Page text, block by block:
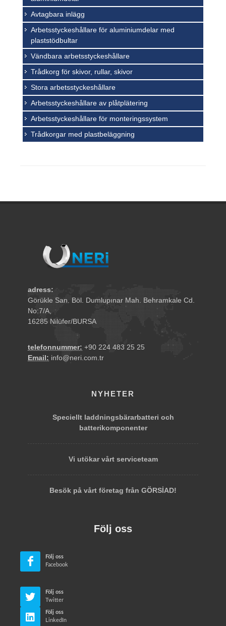
Avtagbara inlägg
Arbetsstyckeshållare för aluminiumdelar med
plaststödbultar
Vändbara arbetsstyckeshållare
Trådkorg för skivor, rullar, skivor
Stora arbetsstyckeshållare
Arbetsstyckeshållare av plåtplätering
Arbetsstyckeshållare för monteringssystem
Trådkorgar med plastbeläggning
adress:
Görükle San. Böl. Dumlupınar Mah. Behramkale Cd.
No:7/A,
16285 Nilüfer/BURSA
telefonnummer: +90 224 483 25 25
Email: info@neri.com.tr
NYHETER
Speciellt laddningsbärarbatteri och
batterikomponenter
Vi utökar vårt serviceteam
Besök på vårt företag från GÖRSİAD!
Följ oss
Följ oss
Facebook
Följ oss
Twitter
Följ oss
LinkedIn